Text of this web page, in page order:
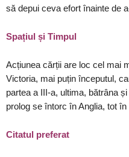
să depui ceva efort înainte de
Spațiul și Timpul
Acțiunea cărții are loc cel mai
Victoria, mai puțin începutul,
partea a III-a, ultima, bătrâna
prolog se întorc în Anglia, tot
Citatul preferat